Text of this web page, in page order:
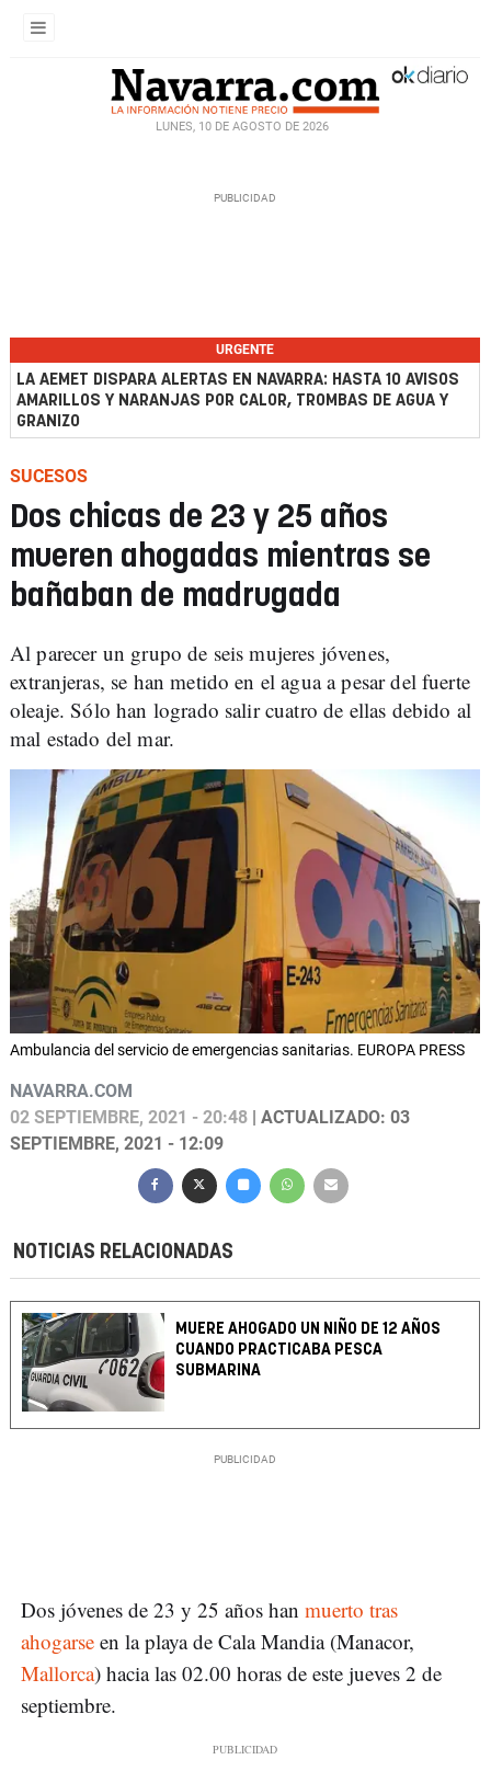
LUNES, 10 DE AGOSTO DE 2026
URGENTE
LA AEMET DISPARA ALERTAS EN NAVARRA: HASTA 10 AVISOS
AMARILLOS Y NARANJAS POR CALOR, TROMBAS DE AGUA Y
GRANIZO
SUCESOS
Dos chicas de 23 y 25 años
mueren ahogadas mientras se
bañaban de madrugada
Al parecer un grupo de seis mujeres jóvenes,
extranjeras, se han metido en el agua a pesar del fuerte
oleaje. Sólo han logrado salir cuatro de ellas debido al
mal estado del mar.
Ambulancia del servicio de emergencias sanitarias. EUROPA PRESS
NAVARRA.COM
02 SEPTIEMBRE, 2021 - 20:48 | ACTUALIZADO: 03
SEPTIEMBRE, 2021 - 12:09
NOTICIAS RELACIONADAS
MUERE AHOGADO UN NIÑO DE 12 AÑOS
CUANDO PRACTICABA PESCA
SUBMARINA
Dos jóvenes de 23 y 25 años han muerto tras
ahogarse en la playa de Cala Mandia (Manacor,
Mallorca) hacia las 02.00 horas de este jueves 2 de
septiembre.